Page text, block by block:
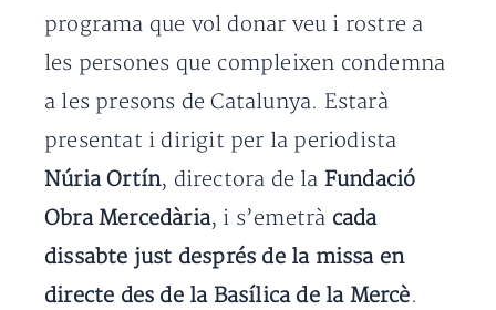
programa que vol donar veu i rostre a
les persones que compleixen condemna
a les presons de Catalunya. Estarà
presentat i dirigit per la periodista
Núria Ortín, directora de la Fundació
Obra Mercedària, i s’emetrà cada
dissabte just després de la missa en
directe des de la Basílica de la Mercè.